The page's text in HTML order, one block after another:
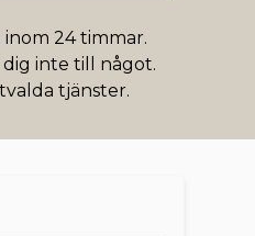
24 timmar.
inte till något.
tjänster.